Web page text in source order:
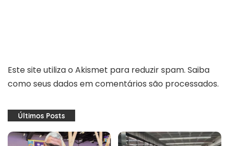
Este site utiliza o Akismet para reduzir spam. Saiba
como seus dados em comentários são processados.
Últimos Posts